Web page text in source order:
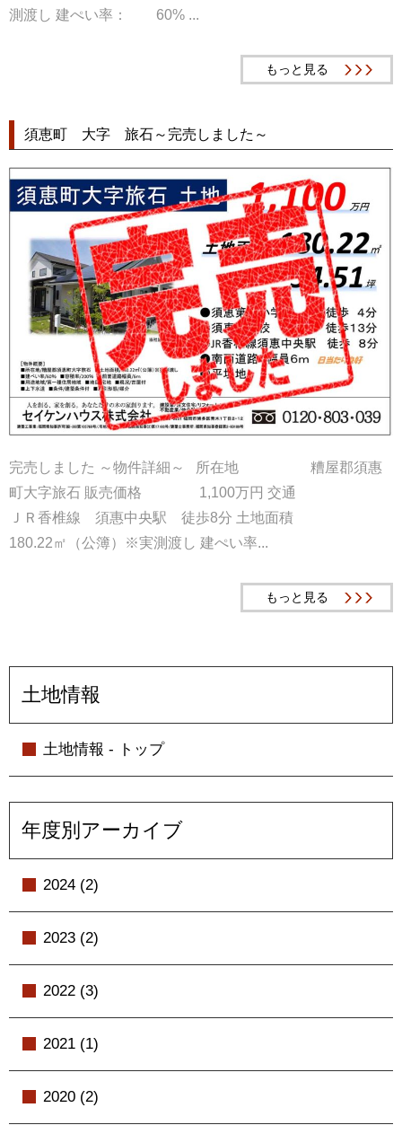
測渡し 建ぺい率： 60% ...
もっと見る
須恵町 大字 旅石～完売しました～
完売しました ～物件詳細～ 所在地 糟屋郡須惠
町大字旅石 販売価格 1,100万円 交通
ＪＲ香椎線 須惠中央駅 徒歩8分 土地面積
180.22㎡（公簿）※実測渡し 建ぺい率...
もっと見る
土地情報
土地情報 - トップ
年度別アーカイブ
2024 (2)
2023 (2)
2022 (3)
2021 (1)
2020 (2)